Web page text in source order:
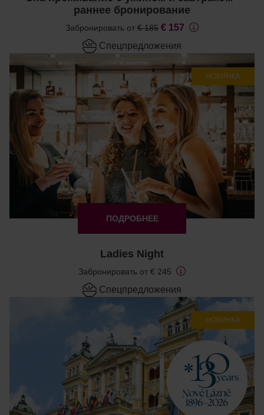
раннее бронирование
Забронировать от € 185 € 157
Cпецпредложения
НОВИНКА
ПОДРОБНЕЕ
Ladies Night
Забронировать от € 245
Cпецпредложения
НОВИНКА